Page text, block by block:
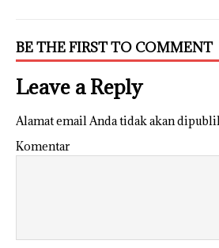
BE THE FIRST TO COMMENT
Leave a Reply
Alamat email Anda tidak akan
Komentar